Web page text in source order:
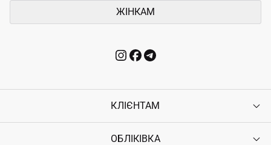
ЖІНКАМ
КЛІЄНТАМ
Контакти
ОБЛІКІВКА